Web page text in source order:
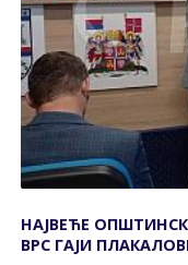
НАЈВЕЋЕ
ВРС ГАЈИ